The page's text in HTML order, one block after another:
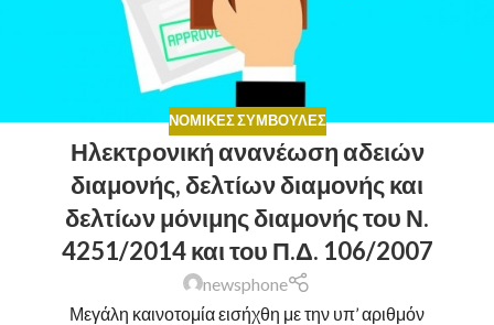
ΝΟΜΙΚΈΣ ΣΥΜΒΟΥΛΈΣ
Ηλεκτρονική ανανέωση αδειών
διαμονής, δελτίων διαμονής και
δελτίων μόνιμης διαμονής του Ν.
4251/2014 και του Π.Δ. 106/2007
newsphone
Μεγάλη καινοτομία εισήχθη με την υπ’ αριθμόν